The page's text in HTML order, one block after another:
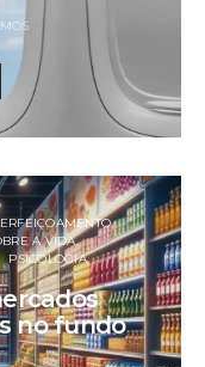
A VIDA
PSICOLOGIA
no fundo